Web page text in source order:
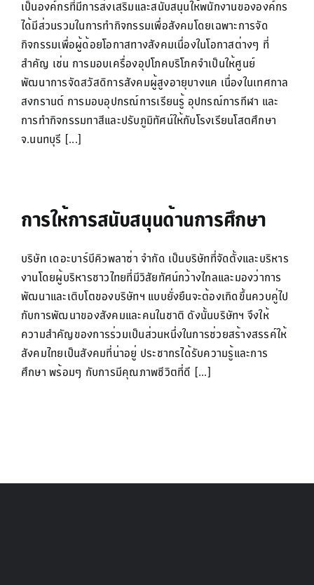
เป็นองค์กรที่มีการส่งเสริมและสนับสนุนให้พนักงานขององค์กร
ได้มีส่วนรวมในการทำกิจกรรมเพื่อสังคมโดยเฉพาะการจัด
กิจกรรมเพื่อผู้ด้อยโอกาสทางสังคมเนื่องในโอกาสต่างๆ ที่
สำคัญ เช่น การมอบเครื่องอุปโภคบริโภคจำเป็นให้ศูนย์
พัฒนาการจัดสวัสดิการสังคมผู้สูงอายุบางแค เนื่องในเทศกาล
สงกรานต์ การมอบอุปกรณ์การเรียนรู้ อุปกรณ์การกีฬา และ
การทำกิจกรรมทาสีและปรับภูมิทัศน์ให้กับโรงเรียนโสตศึกษา
จ.นนทบุรี [...]
การให้การสนับสนุนด้านการศึกษา
บริษัท เดอะบาร์บีคิวพลาซ่า จำกัด เป็นบริษัทที่จัดตั้งและบริหาร
งานโดยผู้บริหารชาวไทยที่มีวิสัยทัศน์กว้างไกลและมองว่าการ
พัฒนาและเติบโตของบริษัทฯ แบบยั่งยืนจะต้องเกิดขึ้นควบคู่ไป
กับการพัฒนาของสังคมและคนในชาติ ดังนั้นบริษัทฯ จึงให้
ความสำคัญของการร่วมเป็นส่วนหนึ่งในการช่วยสร้างสรรค์ให้
สังคมไทยเป็นสังคมที่น่าอยู่ ประชากรได้รับความรู้และการ
ศึกษา พร้อมๆ กับการมีคุณภาพชีวิตที่ดี [...]